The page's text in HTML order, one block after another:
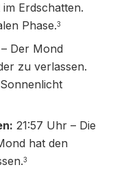
Erdschatten.
Phase.3
Der Mond
zu verlassen.
21:57 Uhr – Die
hat den
3